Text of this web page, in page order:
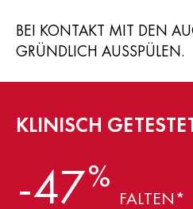
BEI KONTAKT MIT DEN
GRÜNDLICH AUSSPÜLEN.
KLINISCH
-47%
FALTEN*